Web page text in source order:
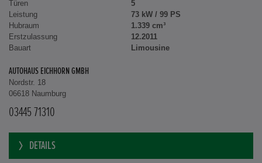
Türen
5
Leistung
73 kW / 99 PS
Hubraum
1.339 cm³
Erstzulassung
12.2011
Bauart
Limousine
AUTOHAUS EICHHORN GMBH
Nordstr. 18
06618 Naumburg
03445 71310
DETAILS